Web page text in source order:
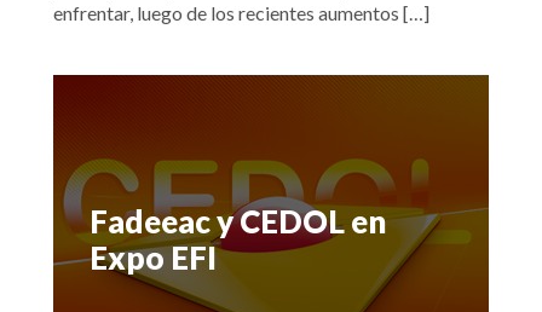
enfrentar, luego de los recientes aumentos […]
Fadeeac y CEDOL en
Expo EFI